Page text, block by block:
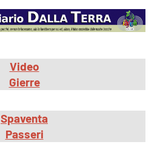
commento
Video
Gierre
Spaventa
Passeri